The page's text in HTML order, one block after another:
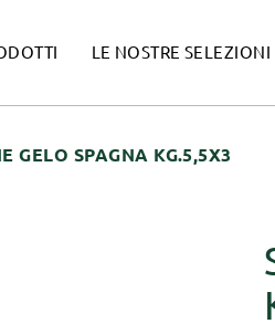
LE NOSTRE SELEZIONI
GELO SPAGNA KG.5,5X3